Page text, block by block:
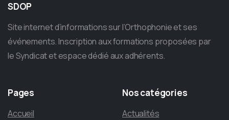
SDOP
Site internet d’informations sur l’Orthophonie et ses
événements. Inscription aux formations proposées par
le Syndicat et espace dédié aux adhérents.
Pages
Accueil
Noscatégories
Actualités